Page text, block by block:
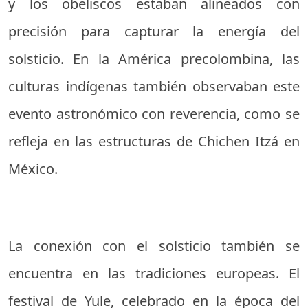
precisión para capturar la energía del
solsticio. En la América precolombina, las
culturas indígenas también observaban este
evento astronómico con reverencia, como se
refleja en las estructuras de Chichen Itzá en
México.
La conexión con el solsticio también se
encuentra en las tradiciones europeas. El
festival de Yule, celebrado en la época del